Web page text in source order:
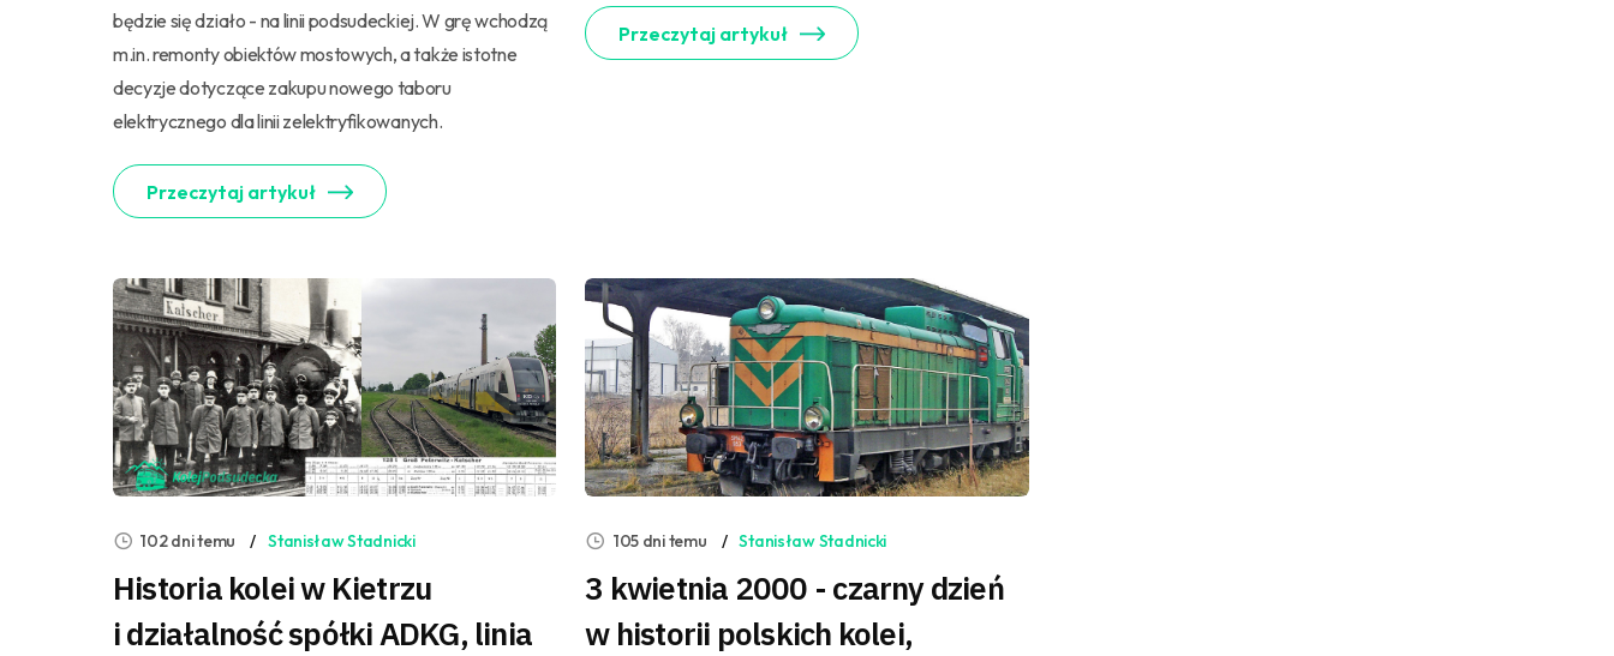
będzie się działo - na linii podsudeckiej. W grę wchodzą
m.in. remonty obiektów mostowych, a także istotne
decyzje dotyczące zakupu nowego taboru
elektrycznego dla linii zelektryfikowanych.
Przeczytaj artykuł
Przeczytaj artykuł
102 dni temu Stanisław Stadnicki
Historia kolei w Kietrzu
i działalność spółki ADKG, linia
105 dni temu Stanisław Stadnicki
3 kwietnia 2000 - czarny dzień
w historii polskich kolei,